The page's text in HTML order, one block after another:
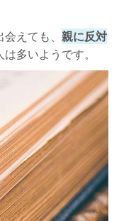
えても、 親に反対
多いようです。